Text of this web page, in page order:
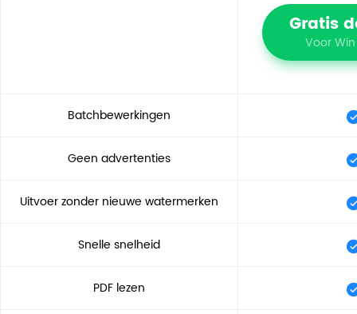
Gratis
Voor
Batchbewerkingen
Geen advertenties
Uitvoer zonder nieuwe watermerken
Snelle snelheid
PDF lezen